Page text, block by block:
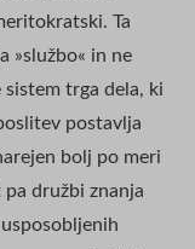
Ta
»službo« in ne
sistem trga dela, ki
postavlja
bolj po meri
družbi znanja